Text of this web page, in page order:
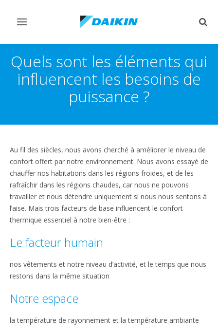
Afficher/masquer
Quels sont les éléments qui
influencent les besoins de
puissance ?
Au fil des siècles, nous avons cherché à améliorer le niveau de
confort offert par notre environnement. Nous avons essayé de
chauffer nos habitations dans les régions froides, et de les
rafraîchir dans les régions chaudes, car nous ne pouvons
travailler et nous détendre uniquement si nous nous sentons à
l’aise. Mais trois facteurs de base influencent le confort
thermique essentiel à notre bien-être :
Le facteur humain
nos vêtements et notre niveau d’activité, et le temps que nous
restons dans la même situation
Notre espace
la température de rayonnement et la température ambiante